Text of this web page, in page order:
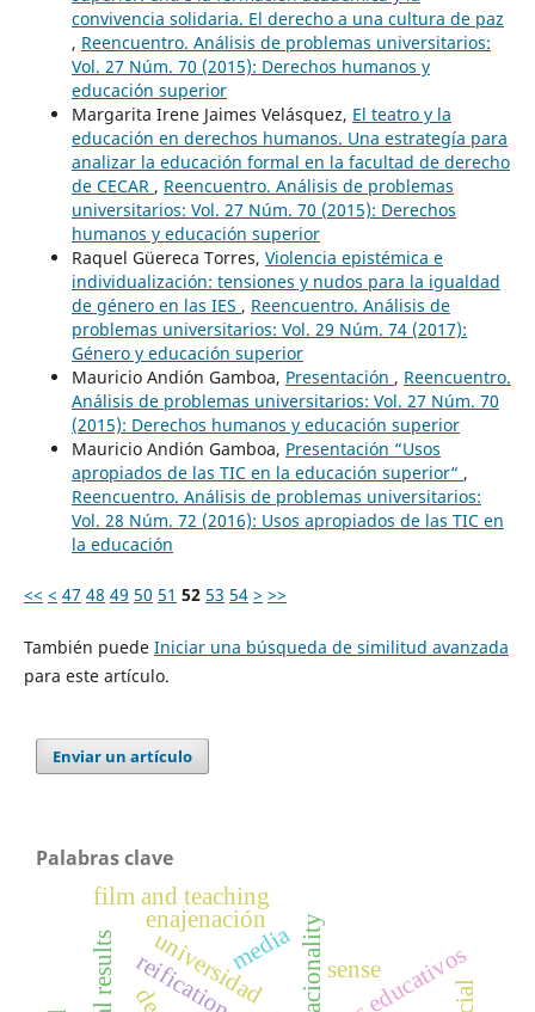
convivencia solidaria. El derecho a una cultura de paz
, Reencuentro. Análisis de problemas universitarios:
Vol. 27 Núm. 70 (2015): Derechos humanos y
educación superior
Margarita Irene Jaimes Velásquez, El teatro y la
educación en derechos humanos. Una estrategía para
analizar la educación formal en la facultad de derecho
de CECAR , Reencuentro. Análisis de problemas
universitarios: Vol. 27 Núm. 70 (2015): Derechos
humanos y educación superior
Raquel Güereca Torres, Violencia epistémica e
individualización: tensiones y nudos para la igualdad
de género en las IES , Reencuentro. Análisis de
problemas universitarios: Vol. 29 Núm. 74 (2017):
Género y educación superior
Mauricio Andión Gamboa, Presentación , Reencuentro.
Análisis de problemas universitarios: Vol. 27 Núm. 70
(2015): Derechos humanos y educación superior
Mauricio Andión Gamboa, Presentación “Usos
apropiados de las TIC en la educación superior“ ,
Reencuentro. Análisis de problemas universitarios:
Vol. 28 Núm. 72 (2016): Usos apropiados de las TIC en
la educación
<< < 47 48 49 50 51 52 53 54 > >>
También puede Iniciar una búsqueda de similitud avanzada
para este artículo.
Enviar un artículo
Palabras clave
universidad racionality
reification
enajenación
media
film and teaching
sense